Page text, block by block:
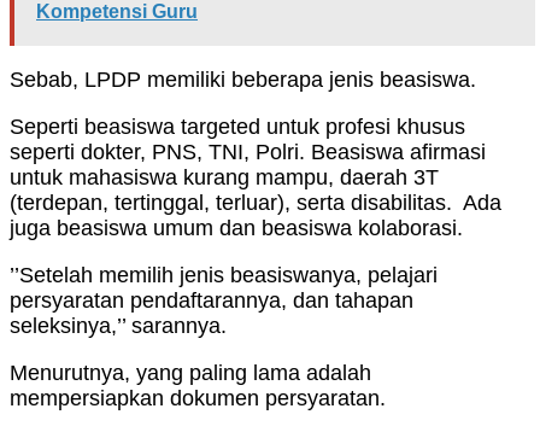
Kompetensi Guru
Sebab, LPDP memiliki beberapa jenis beasiswa.
Seperti beasiswa targeted untuk profesi khusus
seperti dokter, PNS, TNI, Polri. Beasiswa afirmasi
untuk mahasiswa kurang mampu, daerah 3T
(terdepan, tertinggal, terluar), serta disabilitas. Ada
juga beasiswa umum dan beasiswa kolaborasi.
’’Setelah memilih jenis beasiswanya, pelajari
persyaratan pendaftarannya, dan tahapan
seleksinya,’’ sarannya.
Menurutnya, yang paling lama adalah
mempersiapkan dokumen persyaratan.